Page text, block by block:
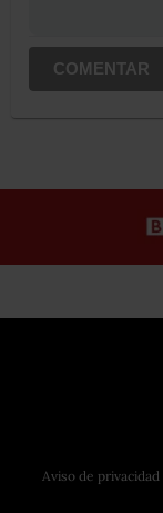
COMENTAR
Aviso de privacidad